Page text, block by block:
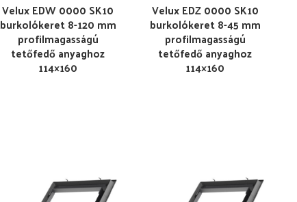
Velux EDW 0000 SK10
burkolókeret 8-120 mm
profilmagasságú
tetőfedő anyaghoz
114×160
Velux EDZ 0000 SK10
burkolókeret 8-45 mm
profilmagasságú
tetőfedő anyaghoz
114×160